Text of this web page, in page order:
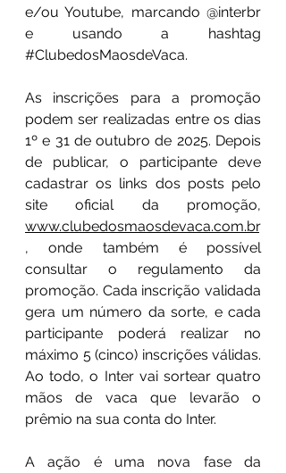
e/ou Youtube, marcando @interbr
#ClubedosMaosdeVaca.
As inscrições para a promoção
podem ser realizadas entre os dias
1º e 31 de outubro de 2025. Depois
de publicar, o participante deve
cadastrar os links dos posts pelo
www.clubedosmaosdevaca.com.br
, onde também é possível
consultar o regulamento da
promoção. Cada inscrição validada
gera um número da sorte, e cada
participante poderá realizar no
máximo 5 (cinco) inscrições válidas.
Ao todo, o Inter vai sortear quatro
mãos de vaca que levarão o
prêmio na sua conta do Inter.
A ação é uma nova fase da